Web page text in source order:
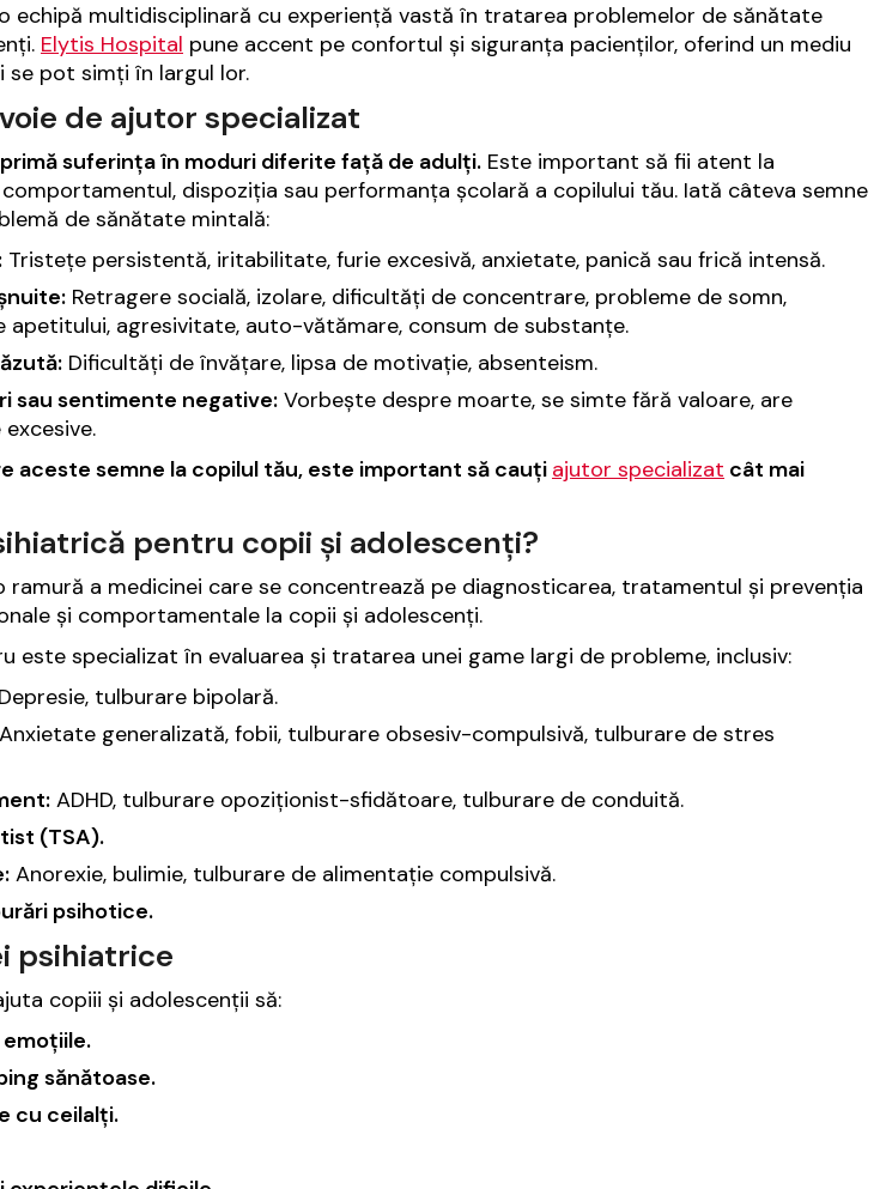
echipă multidisciplinară cu experiență vastă în tratarea problemelor de sănătate
Elytis Hospital pune accent pe confortul și siguranța pacienților, oferind un mediu
se pot simți în largul lor.
de ajutor specializat
suferința în moduri diferite față de adulți. Este important să fii atent la
dispoziția sau performanța școlară a copilului tău. Iată câteva semne
de sănătate mintală:
Tristețe persistentă, iritabilitate, furie excesivă, anxietate, panică sau frică intensă.
Retragere socială, izolare, dificultăți de concentrare, probleme de somn,
apetitului, agresivitate, auto-vătămare, consum de substanțe.
Dificultăți de învățare, lipsa de motivație, absenteism.
sau sentimente negative: Vorbește despre moarte, se simte fără valoare, are
aceste semne la copilul tău, este important să cauți ajutor specializat cât mai
pentru copii și adolescenți?
ramură a medicinei care se concentrează pe diagnosticarea, tratamentul și prevenția
și comportamentale la copii și adolescenți.
este specializat în evaluarea și tratarea unei game largi de probleme, inclusiv:
Depresie, tulburare bipolară.
Anxietate generalizată, fobii, tulburare obsesiv-compulsivă, tulburare de stres
ADHD, tulburare opoziționist-sfidătoare, tulburare de conduită.
(TSA).
Anorexie, bulimie, tulburare de alimentație compulsivă.
psihotice.
psihiatrice
copiii și adolescenții să:
sănătoase.
cu ceilalți.